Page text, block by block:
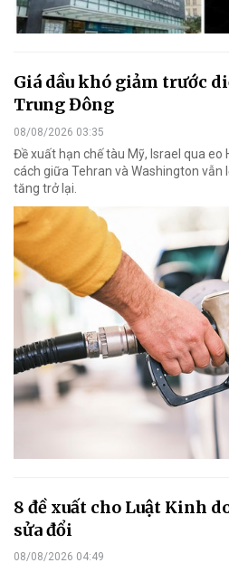
Giá dầu khó giảm trước
Trung Đông
08/08/2026 03:35
Đề xuất hạn chế tàu Mỹ, Israel qua
cách giữa Tehran và Washington vẫn
tăng trở lại.
8 đề xuất cho Luật Kinh
sửa đổi
08/08/2026 04:49